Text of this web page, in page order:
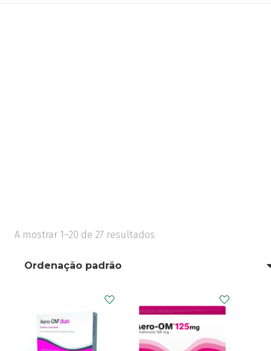
A mostrar 1–20 de 27 resultados